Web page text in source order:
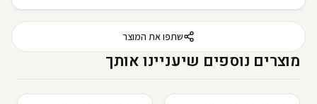
שתפו את המוצר
מוצרים נוספים שיעניינו אותך